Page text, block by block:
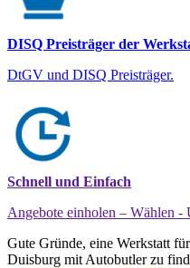
DISQ Preisträger der
DtGV und DISQ Preisträger.
Schnell und Einfach
Angebote einholen – Wählen -
Gute Gründe, eine Werkstatt
Duisburg mit Autobutler zu